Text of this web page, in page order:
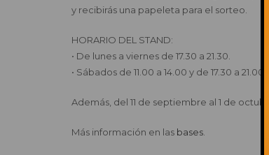
y recibirás una papeleta para el sorteo.
HORARIO DEL STAND:
• De lunes a viernes de 17.30 a 21.30.
• Sábados de 11.00 a 14.00 y de 17.30 a 21.00.
Además, del 11 de septiembre al 1 de
Más información en las bases